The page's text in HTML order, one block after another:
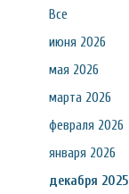
Все
июня 2026
мая 2026
марта 2026
февраля 2026
января 2026
декабря 2025